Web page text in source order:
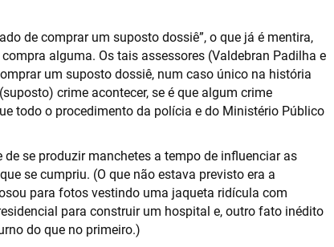
de comprar um suposto dossiê”, o que já é mentira,
alguma. Os tais assessores (Valdebran Padilha e
um suposto dossiê, num caso único na história
crime acontecer, se é que algum crime
todo o procedimento da polícia e do Ministério Público
se produzir manchetes a tempo de influenciar as
se cumpriu. (O que não estava previsto era a
para fotos vestindo uma jaqueta ridícula com
para construir um hospital e, outro fato inédito
do que no primeiro.)